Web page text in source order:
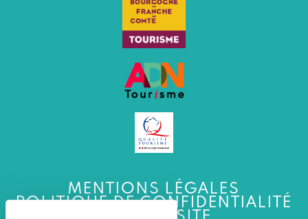
MENTIONS LÉGALES
POLITIQUE DE CONFIDENTIALITÉ
PLAN DU SITE